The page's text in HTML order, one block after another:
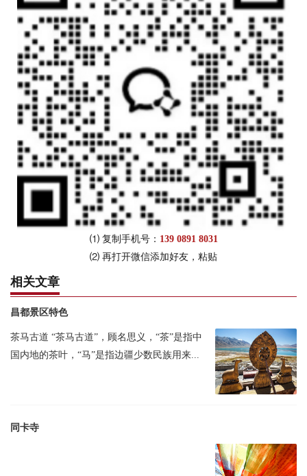
⑴ 复制手机号： 139 0891 8031
⑵ 再打开微信添加好友，粘贴
相关文章
昌都景区特色
茶马古道 “茶马古道”，顾名思义，“茶”是指中
国内地的茶叶，“马”是指边疆少数民族用来...
同卡寺